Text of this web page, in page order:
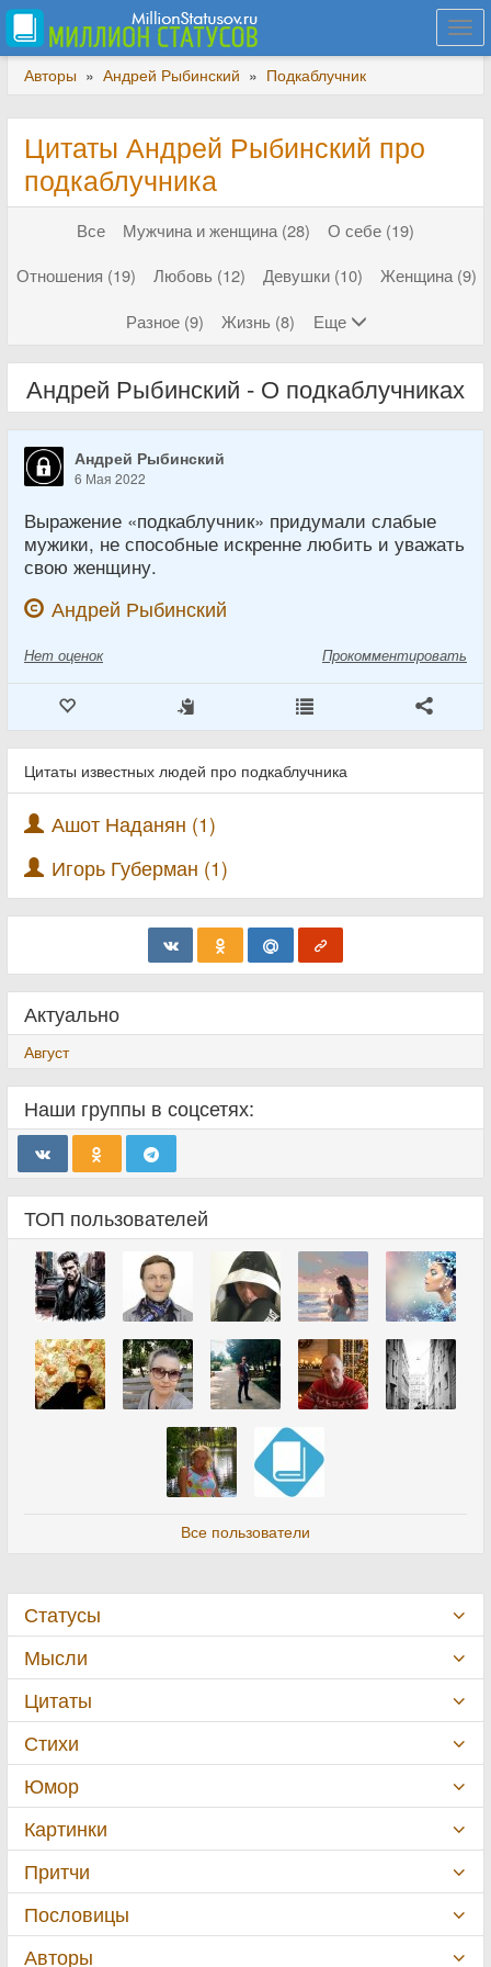
Авторы » Андрей Рыбинский » Подкаблучник
Цитаты Андрей Рыбинский про
подкаблучника
Все Мужчина и женщина (28)
О себе (19)
Отношения (19)
Любовь (12) Девушки (10)
Женщина (9)
Разное (9)
Жизнь (8) Еще
Андрей Рыбинский - О подкаблучниках
Андрей Рыбинский
6 Мая 2022
Выражение «подкаблучник» придумали слабые
мужики, не способные искренне любить и уважать
свою женщину.
Андрей Рыбинский
Нет оценок Прокомментировать
Цитаты известных людей про подкаблучника
Ашот Наданян (1)
Игорь Губерман (1)
Актуально
Август
Наши группы в соцсетях:
ТОП пользователей
Все пользователи
Статусы
Мысли
Цитаты
Стихи
Юмор
Картинки
Притчи
Пословицы
Авторы